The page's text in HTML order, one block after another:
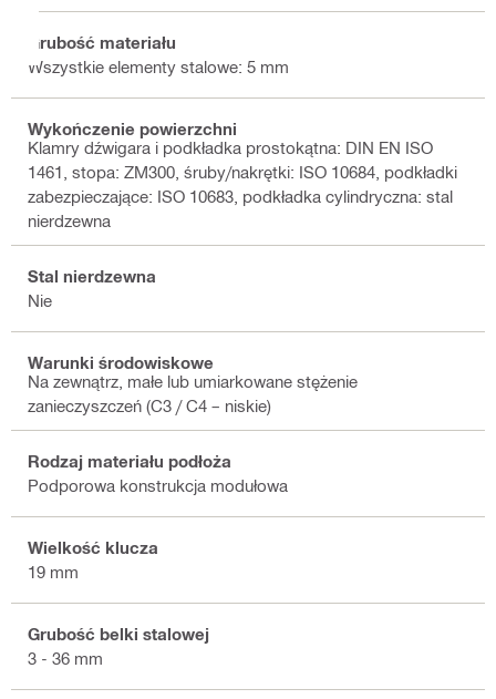
Grubość materiału
Wszystkie elementy stalowe: 5 mm
Wykończenie powierzchni
Klamry dźwigara i podkładka prostokątna: DIN EN ISO
1461, stopa: ZM300, śruby/nakrętki: ISO 10684, podkładki
zabezpieczające: ISO 10683, podkładka cylindryczna: stal
nierdzewna
Stal nierdzewna
Nie
Warunki środowiskowe
Na zewnątrz, małe lub umiarkowane stężenie
zanieczyszczeń (C3 / C4 – niskie)
Rodzaj materiału podłoża
Podporowa konstrukcja modułowa
Wielkość klucza
19 mm
Grubość belki stalowej
3 - 36 mm